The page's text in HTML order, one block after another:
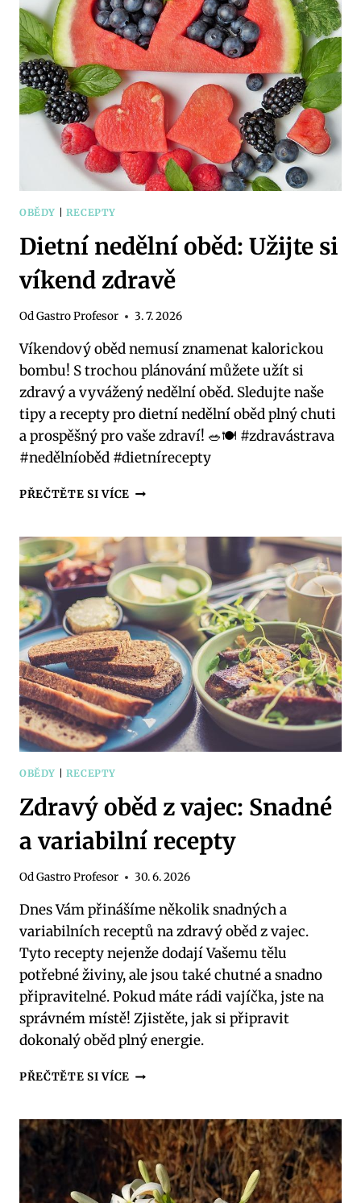
RYCHLE
A
CHUTNĚ
OBĚDY RECEPTY
Dietní nedělní oběd: Užijte si
víkend zdravě
OdGastro Profesor 3. 7. 2026
Víkendový oběd nemusí znamenat kalorickou
bombu! S trochou plánování můžete užít si
zdravý a vyvážený nedělní oběd. Sledujte naše
tipy a recepty pro dietní nedělní oběd plný chuti
a prospěšný pro vaše zdraví! 🥗🍽️ #zdravástrava
#nedělníoběd #dietnírecepty
PŘEČTĚTE SI VÍCE DIETNÍ
UŽIJTE
VÍKEND
ZDRAVĚ
OBĚDY RECEPTY
Zdravý oběd z vajec: Snadné
a variabilní recepty
OdGastro Profesor 30. 6. 2026
Dnes Vám přinášíme několik snadných a
variabilních receptů na zdravý oběd z vajec.
Tyto recepty nejenže dodají Vašemu tělu
potřebné živiny, ale jsou také chutné a snadno
připravitelné. Pokud máte rádi vajíčka, jste na
správném místě! Zjistěte, jak si připravit
dokonalý oběd plný energie.
PŘEČTĚTE SI VÍCE ZDRAVÝ
VAJEC:
SNADNÉ
A
VARIABILNÍ
RECEPTY